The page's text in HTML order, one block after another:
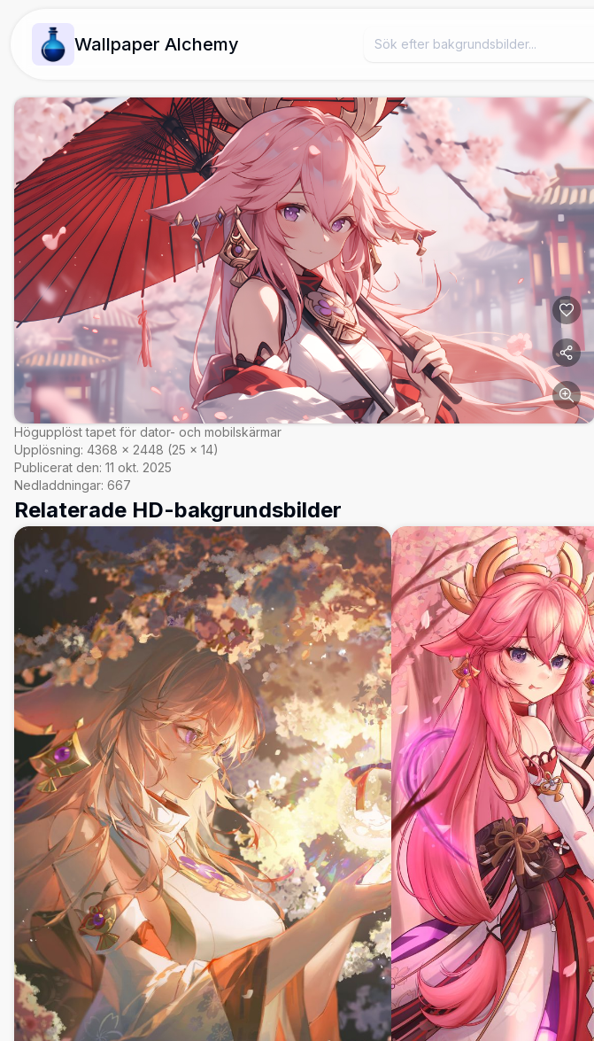
Wallpaper Alchemy
Högupplöst tapet för dator- och mobilskärmar
Upplösning: 4368 × 2448 (25 × 14)
Publicerat den: 11 okt. 2025
Nedladdningar: 667
Relaterade HD-bakgrundsbilder